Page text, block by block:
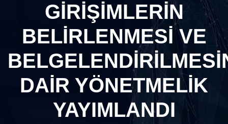
GİRİŞİMLERİN
BELİRLENMESİ VE
DAİR YÖNETMELİK
YAYIMLANDI